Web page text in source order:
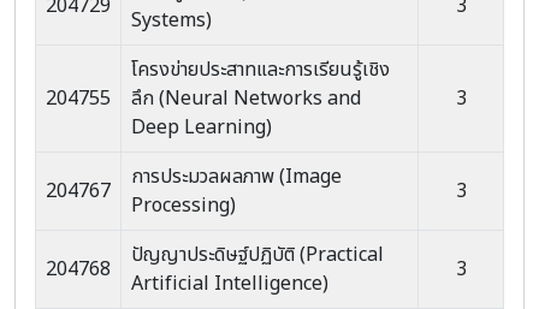
204729
Systems)
3
204755
โครงข่ายประสาทและการเรียนรู้เชิง
ลึก (Neural Networks and
Deep Learning)
3
204767
การประมวลผลภาพ (Image
Processing)
3
204768
ปัญญาประดิษฐ์ปฏิบัติ (Practical
Artificial Intelligence)
3